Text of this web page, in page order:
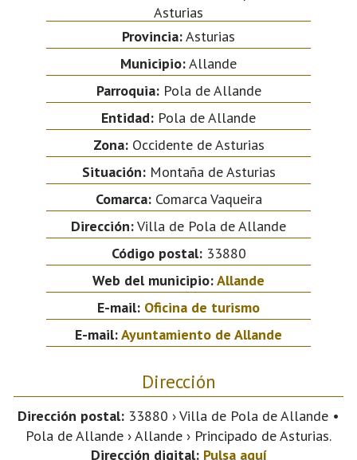
Asturias
Provincia:Asturias
Municipio:Allande
Parroquia:Pola de Allande
Entidad: Pola de Allande
Zona:Occidente de Asturias
Situación:Montaña de Asturias
Comarca:Comarca Vaqueira
Dirección:Villa de Pola de Allande
Código postal:33880
Web del municipio:Allande
E-mail: Oficina de turismo
E-mail:Ayuntamiento de Allande
Dirección
Dirección postal: 33880 › Villa de Pola de Allande •
Pola de Allande › Allande › Principado de Asturias.
Dirección digital: Pulsa aquí